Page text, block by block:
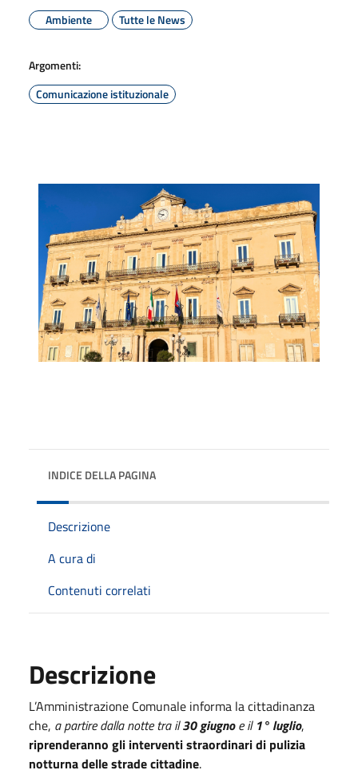
Ambiente
Tutte le News
Argomenti:
Comunicazione istituzionale
INDICE DELLA PAGINA
Descrizione
A cura di
Contenuti correlati
Descrizione
L’Amministrazione Comunale informa la cittadinanza
che, a partire dalla notte tra il30 giugnoe il 1° luglio,
riprenderanno gli interventi straordinari di pulizia
notturna delle strade cittadine.